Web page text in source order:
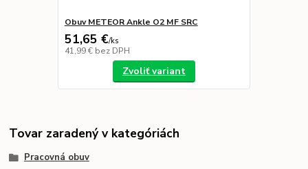
Obuv METEOR Ankle O2 MF SRC
51,65 €/ks
41,99 € bez DPH
Zvoliť variant
Tovar zaradený v kategóriách
Pracovná obuv